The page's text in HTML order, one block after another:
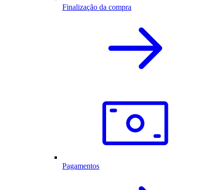
Finalização da compra
Pagamentos